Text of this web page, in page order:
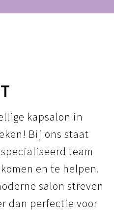
kapsalon in
Bij ons staat
team
en te helpen.
salon streven
dan perfectie voor